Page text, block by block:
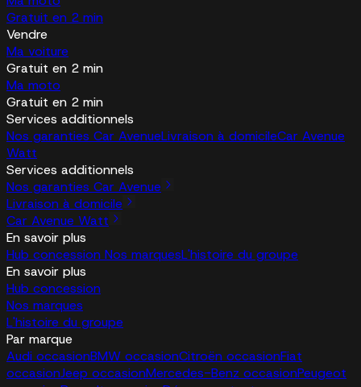
Gratuit en 2 min
Vendre
Ma voiture
Gratuit en 2 min
Ma moto
Gratuit en 2 min
Services additionnels
Nos garanties Car AvenueLivraison à domicileCar Avenue
Watt
Services additionnels
Nos garanties Car Avenue
Livraison à domicile
Car Avenue Watt
En savoir plus
Hub concession Nos marquesL'histoire du groupe
En savoir plus
Hub concession
Nos marques
L'histoire du groupe
Par marque
Audi occasionBMW occasionCitroën occasionFiat
occasionJeep occasionMercedes-Benz occasionPeugeot